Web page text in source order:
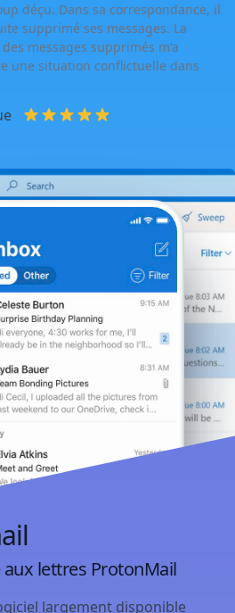
déçu. Dans sa correspondance, il
supprimé ses messages. La
messages supprimés m'a
une situation conflictuelle dans
lettres ProtonMail
largement disponible